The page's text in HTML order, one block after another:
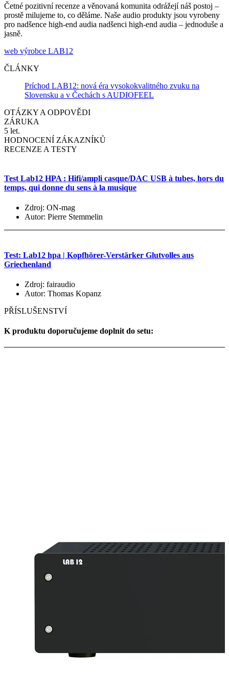
Četné pozitivní recenze a věnovaná komunita odrážejí náš postoj –
prostě milujeme to, co děláme. Naše audio produkty jsou vyrobeny
pro nadšence high-end audia nadšenci high-end audia – jednoduše a
jasně.
web výrobce LAB12
ČLÁNKY
Príchod LAB12: nová éra vysokokvalitného zvuku na
Slovensku a v Čechách s AUDIOFEEL
OTÁZKY A ODPOVĚDI
ZÁRUKA
5 let.
HODNOCENÍ ZÁKAZNÍKŮ
RECENZE A TESTY
Test Lab12 HPA : Hifi/ampli casque/DAC USB à tubes, hors du
temps, qui donne du sens à la musique
Zdroj: ON-mag
Autor: Pierre Stemmelin
Test: Lab12 hpa | Kopfhörer-Verstärker Glutvolles aus
Griechenland
Zdroj: fairaudio
Autor: Thomas Kopanz
PŘÍSLUŠENSTVÍ
K produktu doporučujeme doplnit do setu: